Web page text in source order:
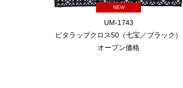
NEW
UM-1743
ピタラップクロス50（七宝／ブラック）
オープン価格